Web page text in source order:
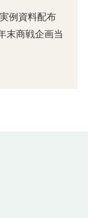
例資料配布
末商戦企画当